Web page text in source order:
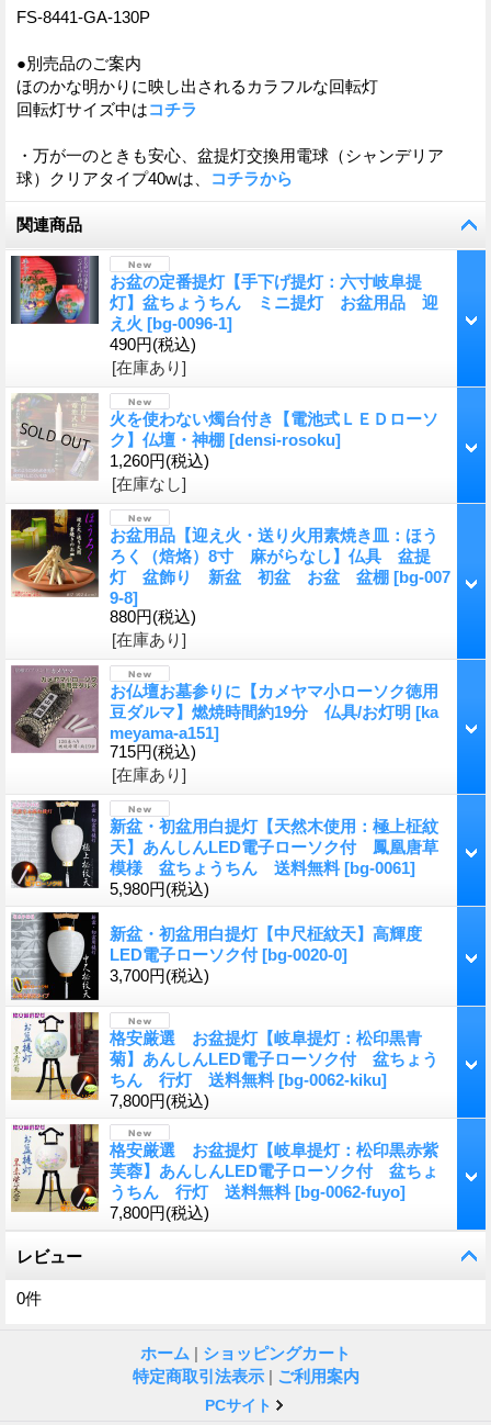
FS-8441-GA-130P
●別売品のご案内
ほのかな明かりに映し出されるカラフルな回転灯
回転灯サイズ中はコチラ
・万が一のときも安心、盆提灯交換用電球（シャンデリア
球）クリアタイプ40wは、
コチラから
関連商品
お盆の定番提灯【手下げ提灯：六寸岐阜提
灯】盆ちょうちん ミニ提灯 お盆用品 迎
え火 [bg-0096-1]
490円(税込)
[在庫あり]
火を使わない燭台付き【電池式ＬＥＤローソ
ク】仏壇・神棚 [densi-rosoku]
1,260円(税込)
[在庫なし]
お盆用品【迎え火・送り火用素焼き皿：ほう
ろく（焙烙）8寸 麻がらなし】仏具 盆提
灯 盆飾り 新盆 初盆 お盆 盆棚 [bg-007
9-8]
880円(税込)
[在庫あり]
お仏壇お墓参りに【カメヤマ小ローソク徳用
豆ダルマ】燃焼時間約19分 仏具/お灯明 [ka
meyama-a151]
715円(税込)
[在庫あり]
新盆・初盆用白提灯【天然木使用：極上柾紋
天】あんしんLED電子ローソク付 鳳凰唐草
模様 盆ちょうちん 送料無料 [bg-0061]
5,980円(税込)
新盆・初盆用白提灯【中尺柾紋天】高輝度
LED電子ローソク付[bg-0020-0]
3,700円(税込)
格安厳選 お盆提灯【岐阜提灯：松印黒青
菊】あんしんLED電子ローソク付 盆ちょう
ちん 行灯 送料無料 [bg-0062-kiku]
7,800円(税込)
格安厳選 お盆提灯【岐阜提灯：松印黒赤紫
芙蓉】あんしんLED電子ローソク付 盆ちょ
うちん 行灯 送料無料 [bg-0062-fuyo]
7,800円(税込)
レビュー
0件
ホーム | ショッピングカート
特定商取引法表示 | ご利用案内
PCサイト